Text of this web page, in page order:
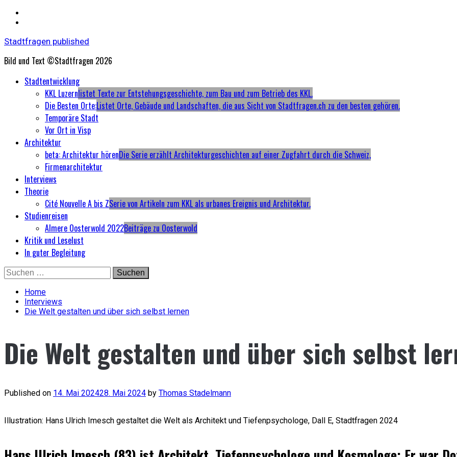
Stadtfragen published
Bild und Text ©Stadtfragen 2026
PrimaryStadtentwicklung
KKL Luzernlistet Texte zur Entstehungsgeschichte, zum Bau und zum Betrieb des KKL.
Die Besten Orte:Listet Orte, Gebäude und Landschaften, die aus Sicht von Stadtfragen.ch zu den besten gehören.
Temporäre Stadt
Vor Ort in Visp
Architektur
beta: Architektur hörenDie Serie erzählt Architekturgeschichten auf einer Zugfahrt durch die Schweiz,
Firmenarchitektur
Interviews
Theorie
Cité Nouvelle A bis ZSerie von Artikeln zum KKL als urbanes Ereignis und Architektur.
Studienreisen
Almere Oosterwold 2022Beiträge zu Oosterwold
Kritik und Leselust
In guter Begleitung
Skip
to
content
Suchen
nach:
Home
Interviews
Die Welt gestalten und über sich selbst lernen
Die Welt gestalten und über sich selbst
Published on 14. Mai 202428. Mai 2024 by Thomas Stadelmann
Illustration: Hans Ulrich Imesch gestaltet die Welt als Architekt und Tiefenpsychologe, Dall E, Stadtfragen 2024